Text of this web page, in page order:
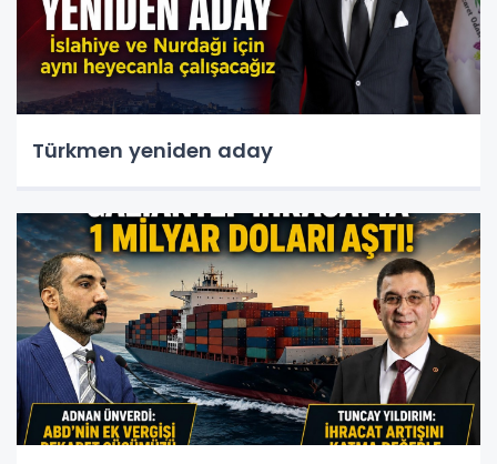
Türkmen yeniden aday